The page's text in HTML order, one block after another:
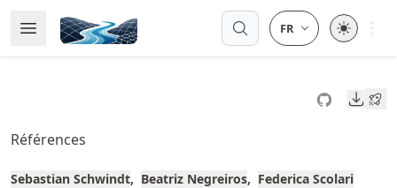
to
article
to
content
Open Menu
Made with MyST
Open
Références
Sebastian Schwindt Beatriz Negreiros Federica Scolari